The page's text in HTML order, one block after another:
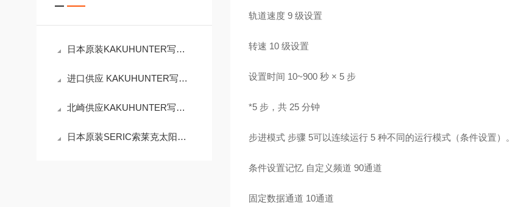
日本原装KAKUHUNTER写真化学旋转搅拌消泡机SK-1100TV/TVSIII
进口供应 KAKUHUNTER写真化学SK-3000TII搅拌消泡机
北崎供应KAKUHUNTER写真化学旋转搅拌消泡机SK-MP12T
日本原装SERIC索莱克太阳光照明灯SLB-604K
轨道速度 9 级设置
转速 10 级设置
设置时间 10~900 秒 × 5 步
*5 步，共 25 分钟
步进模式 步骤 5可以连续运行 5 种不同的运行模式（条件设置）。
条件设置记忆 自定义频道 90通道
固定数据通道 10通道